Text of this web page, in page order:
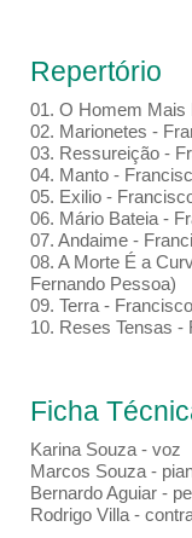
Repertório
01. O Homem Mais
02. Marionetes -
03. Ressureição -
04. Manto -
05. Exilio -
06. Mário Bateia -
07. Andaime -
08. A Morte É a
Fernando Pessoa)
09. Terra -
10. Reses Tensas -
Ficha
Karina Souza - voz
Marcos Souza -
Bernardo Aguiar -
Rodrigo Villa -